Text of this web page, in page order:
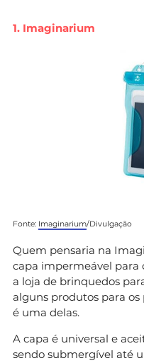
1. Imaginarium
Fonte: Imaginarium/Divulgação
Quem pensaria na
capa impermeável para
a loja de brinquedos
alguns produtos para
é uma delas.
A capa é universal e
sendo submergível até